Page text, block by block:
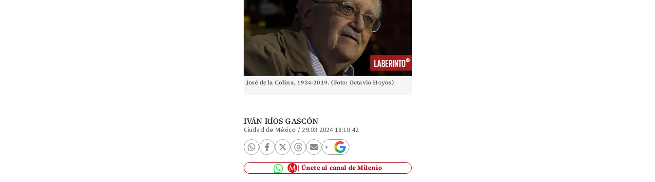
José de la Colina, 1934-2019. (Foto: Octavio Hoyos)
IVÁN RÍOS GASCÓN
Ciudad de México / 29.03.2024 18:10:42
Únete al canal de Milenio